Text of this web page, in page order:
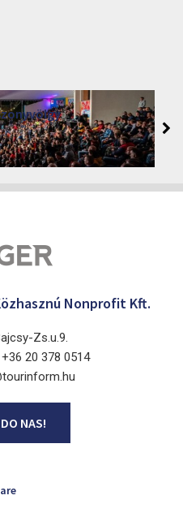
in Eger 2026
Nonprofit Kft.
Zs.u.9.
20 378 0514
NAS!